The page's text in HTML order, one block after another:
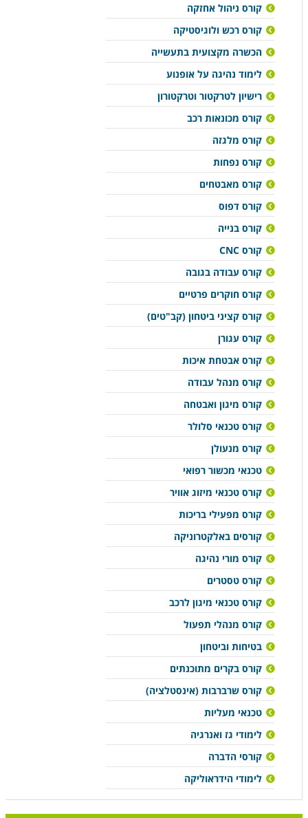
קורס ניהול אחזקה
קורס רכש ולוגיסטיקה
הכשרה מקצועית בתעשייה
לימוד נהיגה על אופנוע
רישיון לטרקטור וטרקטורון
קורס מכונאות רכב
קורס מלגזה
קורס נפחות
קורס מאבטחים
קורס דפוס
קורס בנייה
קורס CNC
קורס עבודה בגובה
קורס חוקרים פרטיים
קורס קציני ביטחון (קב"טים)
קורס עגורן
קורס אבטחת איכות
קורס מנהל עבודה
קורס מיגון ואבטחה
קורס טכנאי סלולר
קורס מנעולן
טכנאי מכשור רפואי
קורס טכנאי מיזוג אוויר
קורס מפעילי בריכות
קורסים באלקטרוניקה
קורס מורי נהיגה
קורס טסטרים
קורס טכנאי מיגון לרכב
קורס מנהלי תפעול
בטיחות וביטחון
קורס בקרים מתוכנתים
קורס שרברבות (אינסטלציה)
טכנאי מעליות
לימודי גז ואנרגיה
קורסי הדברה
לימודי הידראוליקה